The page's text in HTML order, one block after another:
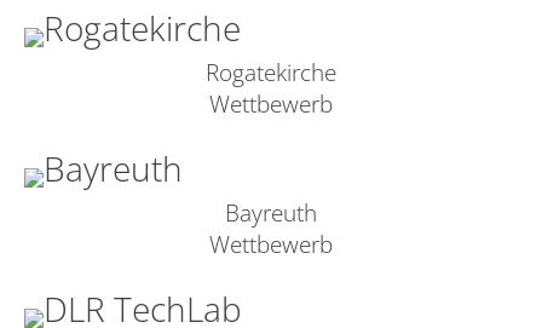
Rogatekirche
Wettbewerb
Bayreuth
Wettbewerb